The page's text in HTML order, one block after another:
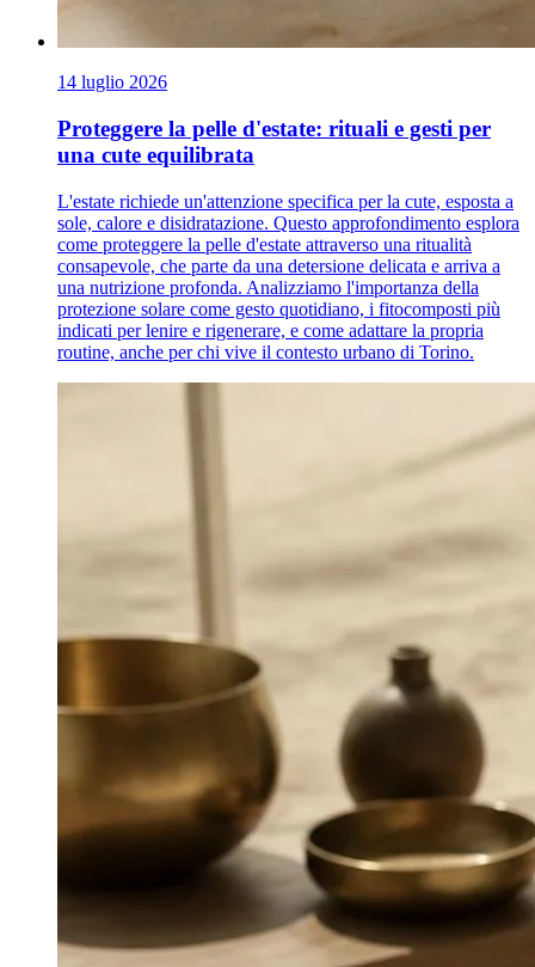
14 luglio 2026
Proteggere la pelle d'estate: rituali e gesti per
una cute equilibrata
L'estate richiede un'attenzione specifica per la cute, esposta a
sole, calore e disidratazione. Questo approfondimento esplora
come proteggere la pelle d'estate attraverso una ritualità
consapevole, che parte da una detersione delicata e arriva a
una nutrizione profonda. Analizziamo l'importanza della
protezione solare come gesto quotidiano, i fitocomposti più
indicati per lenire e rigenerare, e come adattare la propria
routine, anche per chi vive il contesto urbano di Torino.